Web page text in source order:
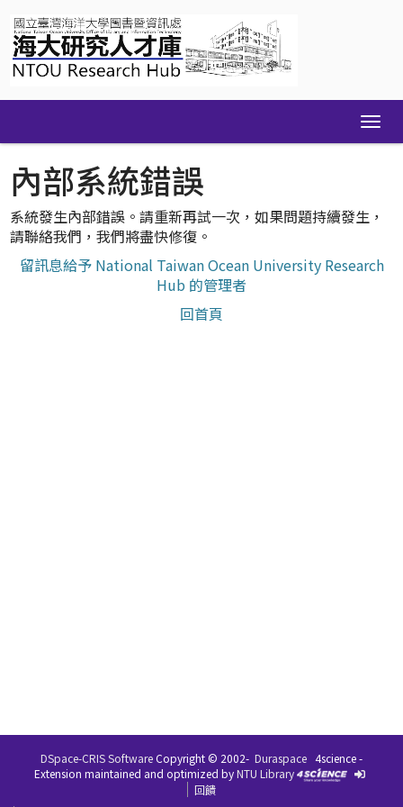
navigation
內部系統錯誤
系統發生內部錯誤。請重新再試一次，如果問題持續發生，
請聯絡我們，我們將盡快修復。
留訊息給予 National Taiwan Ocean University Research
Hub 的管理者
回首頁
DSpace-CRIS SoftwareCopyright © 2002- Duraspace 4science -
Extension maintained and optimized byNTU Library
回饋